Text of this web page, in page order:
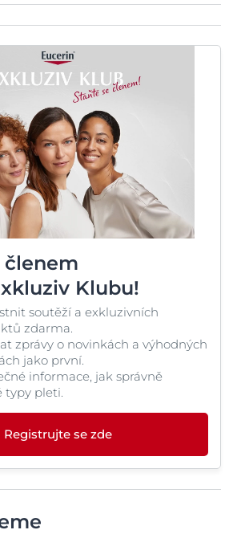
Dermatitis, Avena-Woods C,
Eczema. M. Kerscher & S.
s Eucerin AtopiControl
Zdroj: výzkum společnosti
studie AtopiControl -
2017
členem
Klubu!
soutěží a exkluzivních
zdarma.
zprávy o novinkách a výhodných
jako první.
informace, jak správně
typy pleti.
Registrujte se zde